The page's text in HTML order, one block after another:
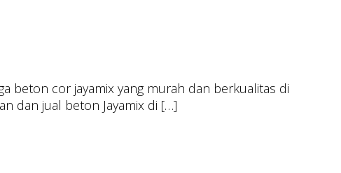
beton cor jayamix yang murah dan berkualitas di
dan jual beton Jayamix di […]